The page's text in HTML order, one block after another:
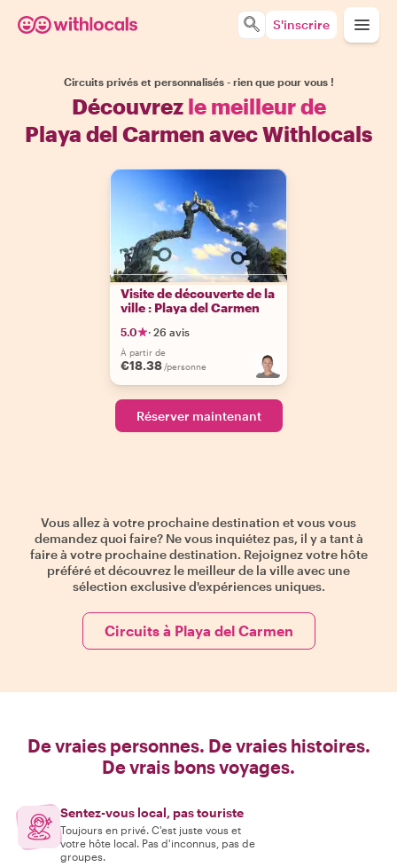
S'inscrire
Circuits privés et personnalisés - rien que pour vous !
Découvrez le meilleur de
Playa del Carmen avec Withlocals
Visite de découverte de la
ville : Playa del Carmen
5.0 · 26 avis
À partir de
€18.38 /personne
Réserver maintenant
Vous allez à votre prochaine destination et vous vous
demandez quoi faire? Ne vous inquiétez pas, il y a tant à
faire à votre prochaine destination. Rejoignez votre hôte
préféré et découvrez le meilleur de la ville avec une
sélection exclusive d'expériences uniques.
Circuits à Playa del Carmen
De vraies personnes. De vraies histoires.
De vrais bons voyages.
Sentez-vous local, pas touriste
Toujours en privé. C'est juste vous et
votre hôte local. Pas d'inconnus, pas de
groupes.